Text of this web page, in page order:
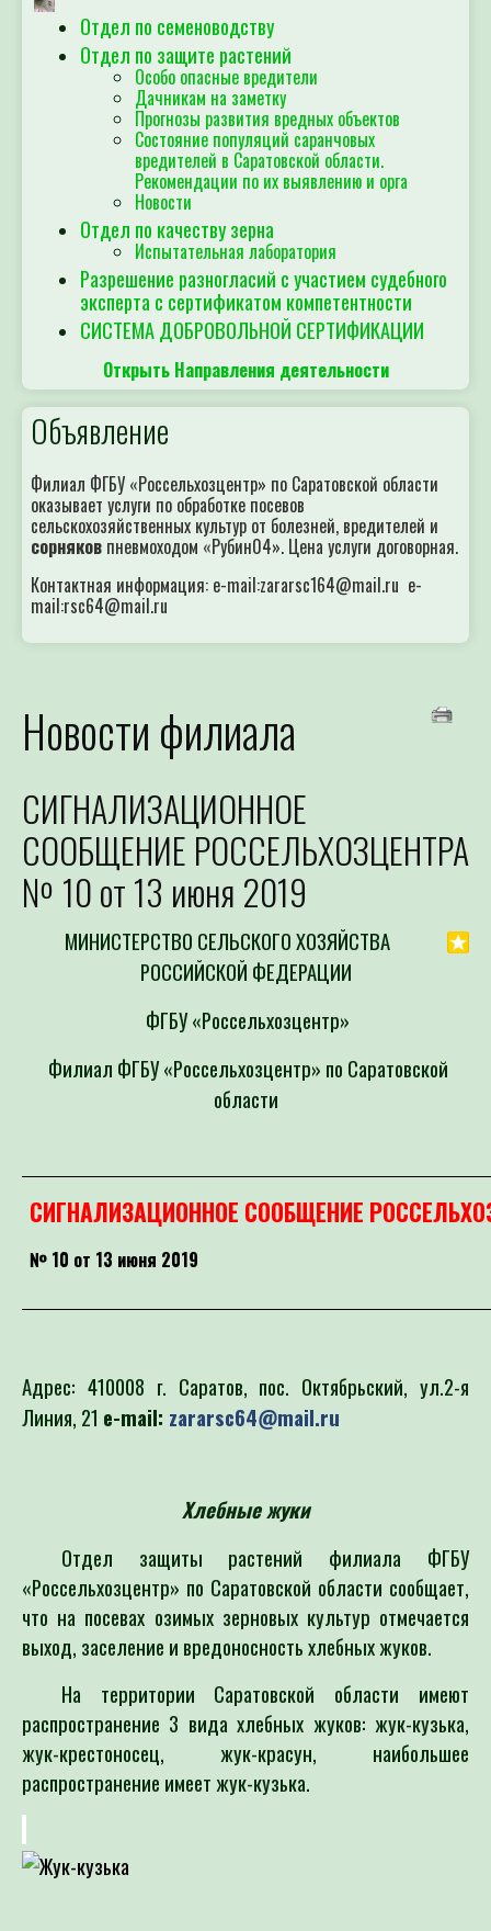
Отдел по семеноводству
Отдел по защите растений
Особо опасные вредители
Дачникам на заметку
Прогнозы развития вредных объектов
Состояние популяций саранчовых
вредителей в Саратовской области.
Рекомендации по их выявлению и орга
Новости
Отдел по качеству зерна
Испытательная лаборатория
Разрешение разногласий с участием судебного
эксперта с сертификатом компетентности
СИСТЕМА ДОБРОВОЛЬНОЙ СЕРТИФИКАЦИИ
Открыть Направления деятельности
Объявление
Филиал ФГБУ «Россельхозцентр» по Саратовской области
оказывает услуги по обработке посевов
сельскохозяйственных культур от болезней, вредителей и
сорняковпневмоходом «Рубин04». Цена услуги договорная.
Контактная информация: e-mail:zararsc164@mail.ru e-
mail:rsc64@mail.ru
Новости филиала
СИГНАЛИЗАЦИОННОЕ
СООБЩЕНИЕ РОССЕЛЬХОЗЦЕНТРА
№ 10 от 13 июня 2019
МИНИСТЕРСТВО СЕЛЬСКОГО ХОЗЯЙСТВА
РОССИЙСКОЙ ФЕДЕРАЦИИ
ФГБУ «Россельхозцентр»
Филиал ФГБУ «Россельхозцентр» по Саратовской
области
СИГНАЛИЗАЦИОННОЕ СООБЩЕНИЕ
№ 10 от 13 июня 2019
Адрес: 410008 г. Саратов, пос. Октябрьский, ул.2-я
Линия, 21 e-mail: zararsc64@mail.ru
Хлебные жуки
Отдел защиты растений филиала ФГБУ
«Россельхозцентр» по Саратовской области сообщает,
что на посевах озимых зерновых культур отмечается
выход, заселение и вредоносность хлебных жуков.
На территории Саратовской области имеют
распространение 3 вида хлебных жуков: жук-кузька,
жук-крестоносец, жук-красун, наибольшее
распространение имеет жук-кузька.